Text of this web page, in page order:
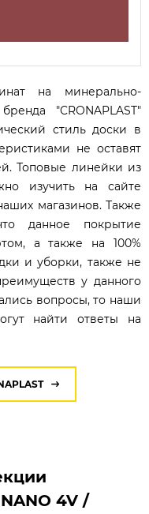
на минерально-
"CRONAPLAST"
стиль доски в
не оставят
Топовые линейки из
изучить на сайте
магазинов. Также
данное покрытие
а также на 100%
и уборки, также не
у данного
вопросы, то наши
найти ответы на
4V /